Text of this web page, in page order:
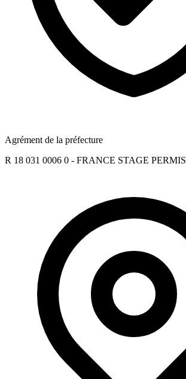
Agrément de la préfecture
R 18 031 0006 0 - FRANCE STAGE PERMIS